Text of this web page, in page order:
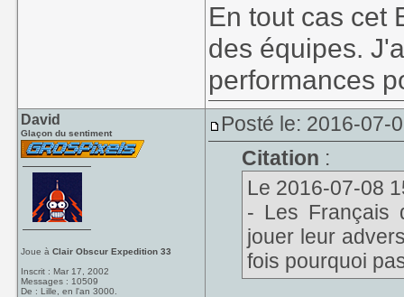
En tout cas cet
des équipes.
performances
David
Glaçon du sentiment
Joue àClair Obscur Expedition 33
Inscrit : Mar 17, 2002
Messages : 10509
De : Lille, en l'an 3000.
Posté le: 2016-07-
Citation :
Le 2016-07-08
- Les Français
jouer leur
fois pourquoi